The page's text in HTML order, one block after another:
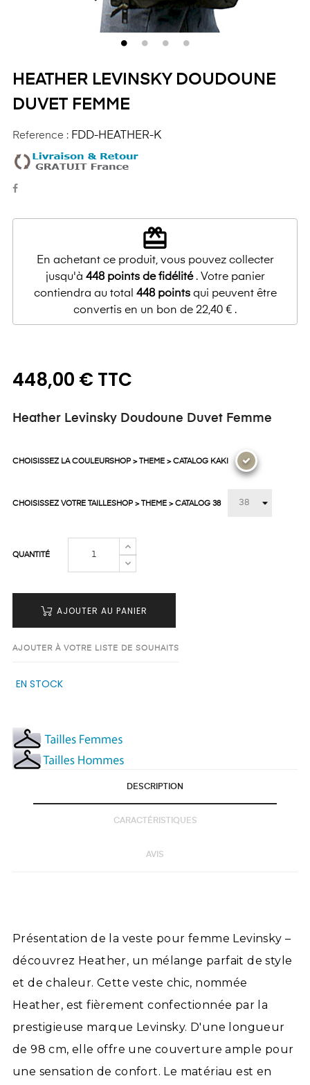
HEATHER LEVINSKY DOUDOUNE
DUVET FEMME
Reference : FDD-HEATHER-K
redeem
En achetant ce produit, vous pouvez collecter
jusqu'à 448points de fidélité. Votre panier
contiendra au total 448pointsqui peuvent être
convertis en un bon de 22,40 € .
448,00 € TTC
Heather Levinsky Doudoune Duvet Femme
CHOISISSEZ LA COULEURSHOP > THEME > CATALOG KAKI
CHOISISSEZ VOTRE TAILLESHOP > THEME > CATALOG 38
QUANTITÉ
AJOUTER AU PANIER
AJOUTER À VOTRE LISTE DE SOUHAITS
EN STOCK
DESCRIPTION
CARACTÉRISTIQUES
AVIS
Présentation de la veste pour femme Levinsky –
découvrez Heather, un mélange parfait de style
et de chaleur. Cette veste chic, nommée
Heather, est fièrement confectionnée par la
prestigieuse marque Levinsky. D'une longueur
de 98 cm, elle offre une couverture ample pour
une sensation de confort. Le matériau est en